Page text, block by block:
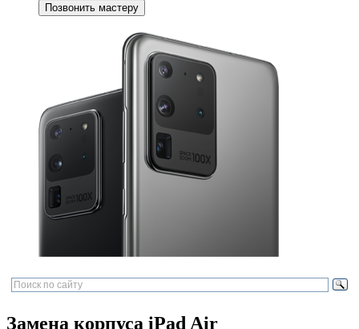
Позвонить мастеру
Замена корпуса iPad Air